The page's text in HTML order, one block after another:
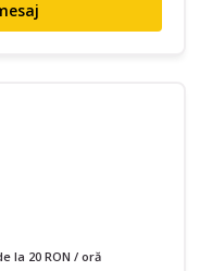
la 20 RON / oră